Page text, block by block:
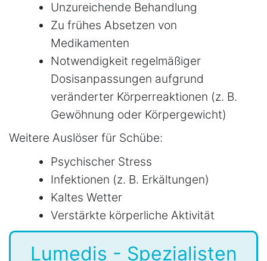
Unzureichende Behandlung
Zu frühes Absetzen von
Medikamenten
Notwendigkeit regelmäßiger
Dosisanpassungen aufgrund
veränderter Körperreaktionen (z. B.
Gewöhnung oder Körpergewicht)
Weitere Auslöser für Schübe:
Psychischer Stress
Infektionen (z. B. Erkältungen)
Kaltes Wetter
Verstärkte körperliche Aktivität
Lumedis - Spezialisten